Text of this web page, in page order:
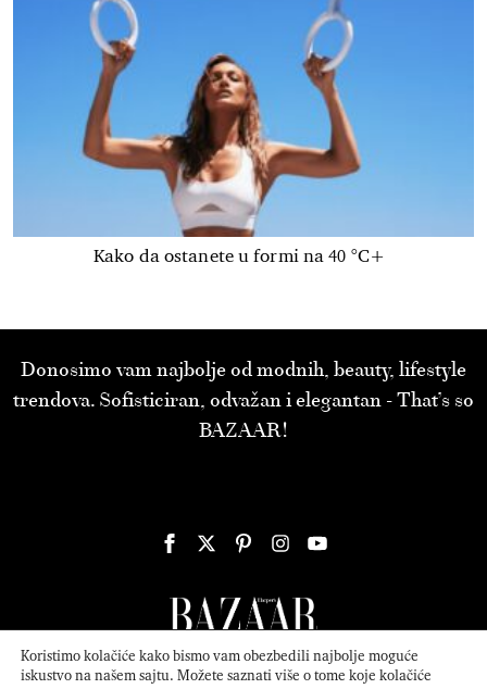
Kako da ostanete u formi na 40 °C+
Donosimo vam najbolje od modnih, beauty, lifestyle
trendova. Sofisticiran, odvažan i elegantan - That’s so
BAZAAR!
Koristimo kolačiće kako bismo vam obezbedili najbolje moguće
iskustvo na našem sajtu. Možete saznati više o tome koje kolačiće